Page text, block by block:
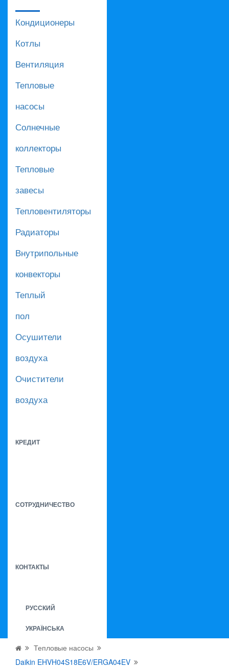
Кондиционеры
Котлы
Вентиляция
Тепловые
насосы
Солнечные
коллекторы
Тепловые
завесы
Тепловентиляторы
Радиаторы
Внутрипольные
конвекторы
Теплый
пол
Осушители
воздуха
Очистители
воздуха
КРЕДИТ
СОТРУДНИЧЕСТВО
КОНТАКТЫ
РУССКИЙ
УКРАЇНСЬКА
Тепловые насосы
Daikin EHVH04S18E6V/ERGA04EV